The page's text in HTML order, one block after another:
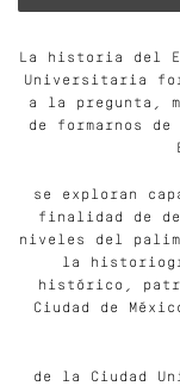
La historia del
Universitaria
a la pregunta,
de formarnos
se exploran
finalidad de
niveles del
la
histórico,
Ciudad de
de la Ciudad